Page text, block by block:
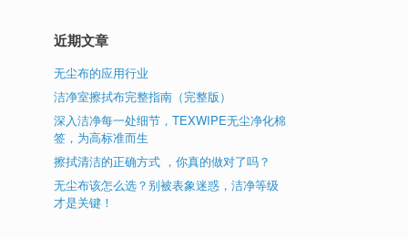
近期文章
无尘布的应用行业
洁净室擦拭布完整指南（完整版）
深入洁净每一处细节，TEXWIPE无尘净化棉
签，为高标准而生
擦拭清洁的正确方式 ，你真的做对了吗？
无尘布该怎么选？别被表象迷惑，洁净等级
才是关键！